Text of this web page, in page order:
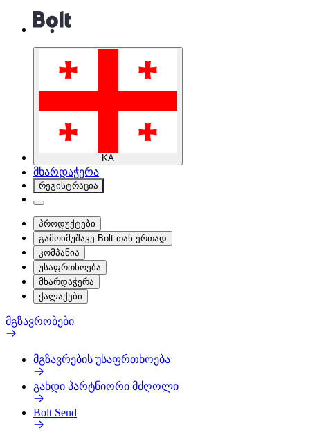
KA
მხარდაჭერა
რეგისტრაცია
პროდუქტები
გამოიმუშავე Bolt-თან ერთად
კომპანია
უსაფრთხოება
მხარდაჭერა
ქალაქები
მგზავრობები
მგზავრების უსაფრთხოება
გახდი პარტნიორი მძღოლი
Bolt Send